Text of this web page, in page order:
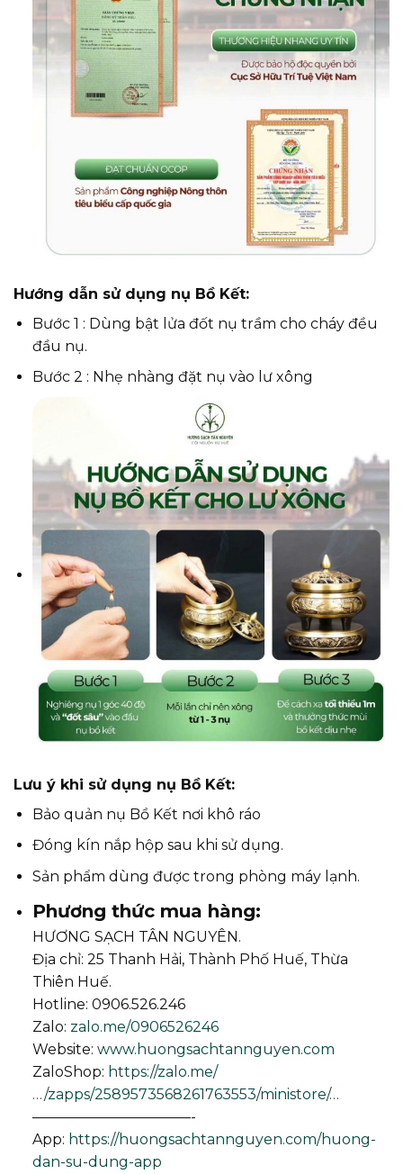
Hướng dẫn sử dụng nụ Bồ Kết:
Bước 1 : Dùng bật lửa đốt nụ trầm cho cháy đều
đầu nụ.
Bước 2 : Nhẹ nhàng đặt nụ vào lư xông
Lưu ý khi sử dụng nụ Bồ Kết:
Bảo quản nụ Bồ Kết nơi khô ráo
Đóng kín nắp hộp sau khi sử dụng.
Sản phẩm dùng được trong phòng máy lạnh.
Phương thức mua hàng:
HƯƠNG SẠCH TÂN NGUYÊN.
Địa chỉ: 25 Thanh Hải, Thành Phố Huế, Thừa
Thiên Huế.
Hotline: 0906.526.246
Zalo: zalo.me/0906526246
Website: www.huongsachtannguyen.com
ZaloShop: https://zalo.me/
…/zapps/2589573568261763553/ministore/…
———————————-
App: https://huongsachtannguyen.com/huong-
dan-su-dung-app